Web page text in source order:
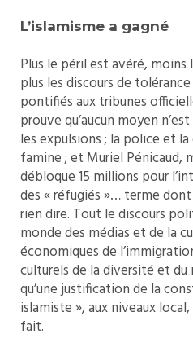
L’islamisme a gagné
Plus le péril est avéré,
plus les discours de
pontifiés aux tribunes
prouve qu’aucun moyen
les expulsions ; la police et
famine ; et Muriel Pénicaud,
débloque 15 millions pour
des « réfugiés »… terme
rien dire. Tout le discours
monde des médias et de la
économiques de
culturels de la diversité et du
qu’une justification de la
islamiste », aux niveaux
fait.